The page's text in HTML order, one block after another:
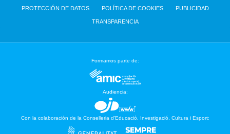
PROTECCIÓN DE DATOS POLÍTICA DE COOKIES PUBLICIDAD
TRANSPARENCIA
Formamos parte de:
Audiencia:
Con la colaboración de la Conselleria d’Educació, Investigació, Cultura i Esport: